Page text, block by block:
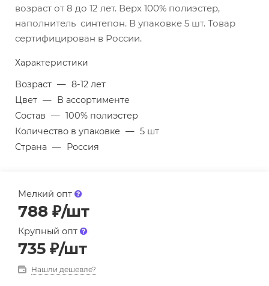
возраст от 8 до 12 лет. Верх 100% полиэстер,
наполнитель синтепон. В упаковке 5 шт. Товар
сертифицирован в России.
Характеристики
Возраст — 8-12 лет
Цвет — В ассортименте
Состав — 100% полиэстер
Количество в упаковке — 5 шт
Страна — Россия
Мелкий опт
788 ₽/шт
Крупный опт
735 ₽/шт
Нашли дешевле?